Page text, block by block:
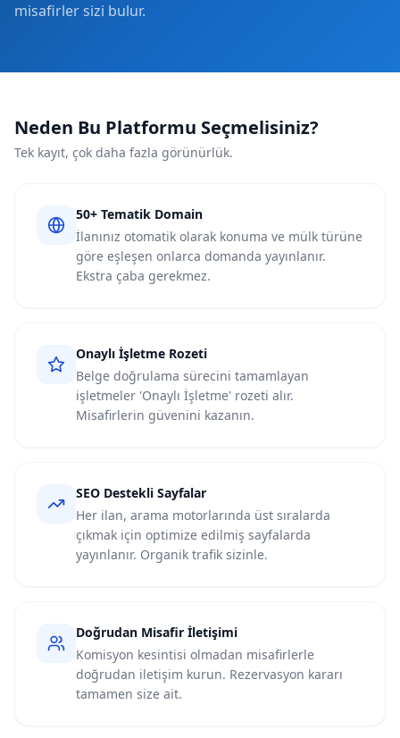
misafirler sizi bulur.
Neden Bu Platformu Seçmelisiniz?
Tek kayıt, çok daha fazla görünürlük.
50+ Tematik Domain
İlanınız otomatik olarak konuma ve mülk türüne
göre eşleşen onlarca domanda yayınlanır.
Ekstra çaba gerekmez.
Onaylı İşletme Rozeti
Belge doğrulama sürecini tamamlayan
işletmeler 'Onaylı İşletme' rozeti alır.
Misafirlerin güvenini kazanın.
SEO Destekli Sayfalar
Her ilan, arama motorlarında üst sıralarda
çıkmak için optimize edilmiş sayfalarda
yayınlanır. Organik trafik sizinle.
Doğrudan Misafir İletişimi
Komisyon kesintisi olmadan misafirlerle
doğrudan iletişim kurun. Rezervasyon kararı
tamamen size ait.